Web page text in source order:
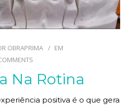
OBRAPRIMA
EM
Na Rotina
positiva é o que gera